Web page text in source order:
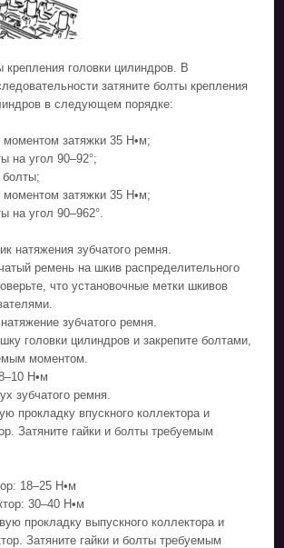
крепления головки цилиндров. В
затяните болты крепления
в следующем порядке:
моментом затяжки 35 Н•м;
на угол 90–92°;
болты;
моментом затяжки 35 Н•м;
на угол 90–962°.
натяжения зубчатого ремня.
ремень на шкив распределительного
что установочные метки шкивов
зубчатого ремня.
головки цилиндров и закрепите болтами,
моментом.
Н•м
зубчатого ремня.
прокладку впускного коллектора и
Затяните гайки и болты требуемым
18–25 Н•м
30–40 Н•м
прокладку выпускного коллектора и
Затяните гайки и болты требуемым